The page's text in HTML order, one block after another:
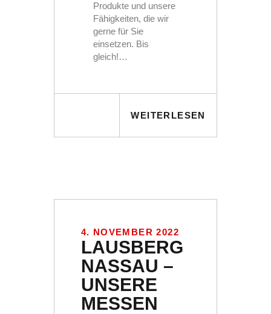
Produkte und unsere
Fähigkeiten, die wir
gerne für Sie
einsetzen. Bis
gleich!…
WEITERLESEN
4. NOVEMBER 2022
LAUSBERG
NASSAU –
UNSERE
MESSEN